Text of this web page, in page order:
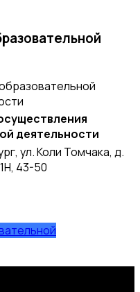
деятельности
ул. Коли Томчака, д.
43-50